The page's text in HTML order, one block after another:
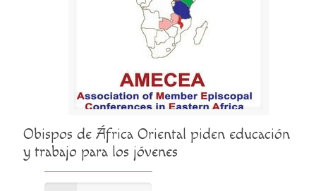
Obispos de África Oriental piden educación
y trabajo para los jóvenes